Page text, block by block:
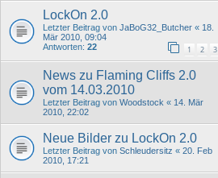
LockOn 2.0
Letzter Beitrag von JaBoG32_Butcher « 18.
Mär 2010, 09:04
Antworten: 22 1 2 3
News zu Flaming Cliffs 2.0
vom 14.03.2010
Letzter Beitrag von Woodstock « 14. Mär
2010, 22:02
Neue Bilder zu LockOn 2.0
Letzter Beitrag von Schleudersitz « 20. Feb
2010, 17:21